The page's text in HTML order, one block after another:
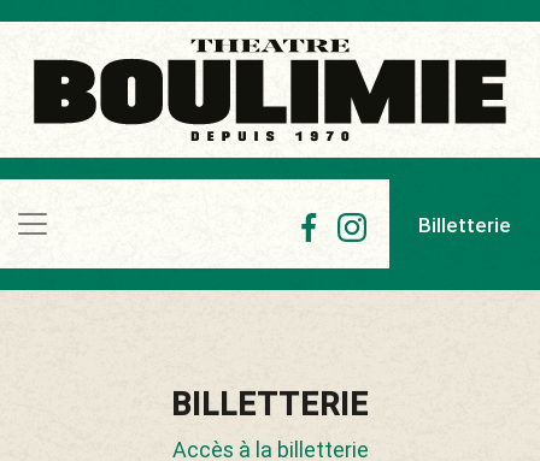
Billetterie
BILLETTERIE
Accès à la billetterie